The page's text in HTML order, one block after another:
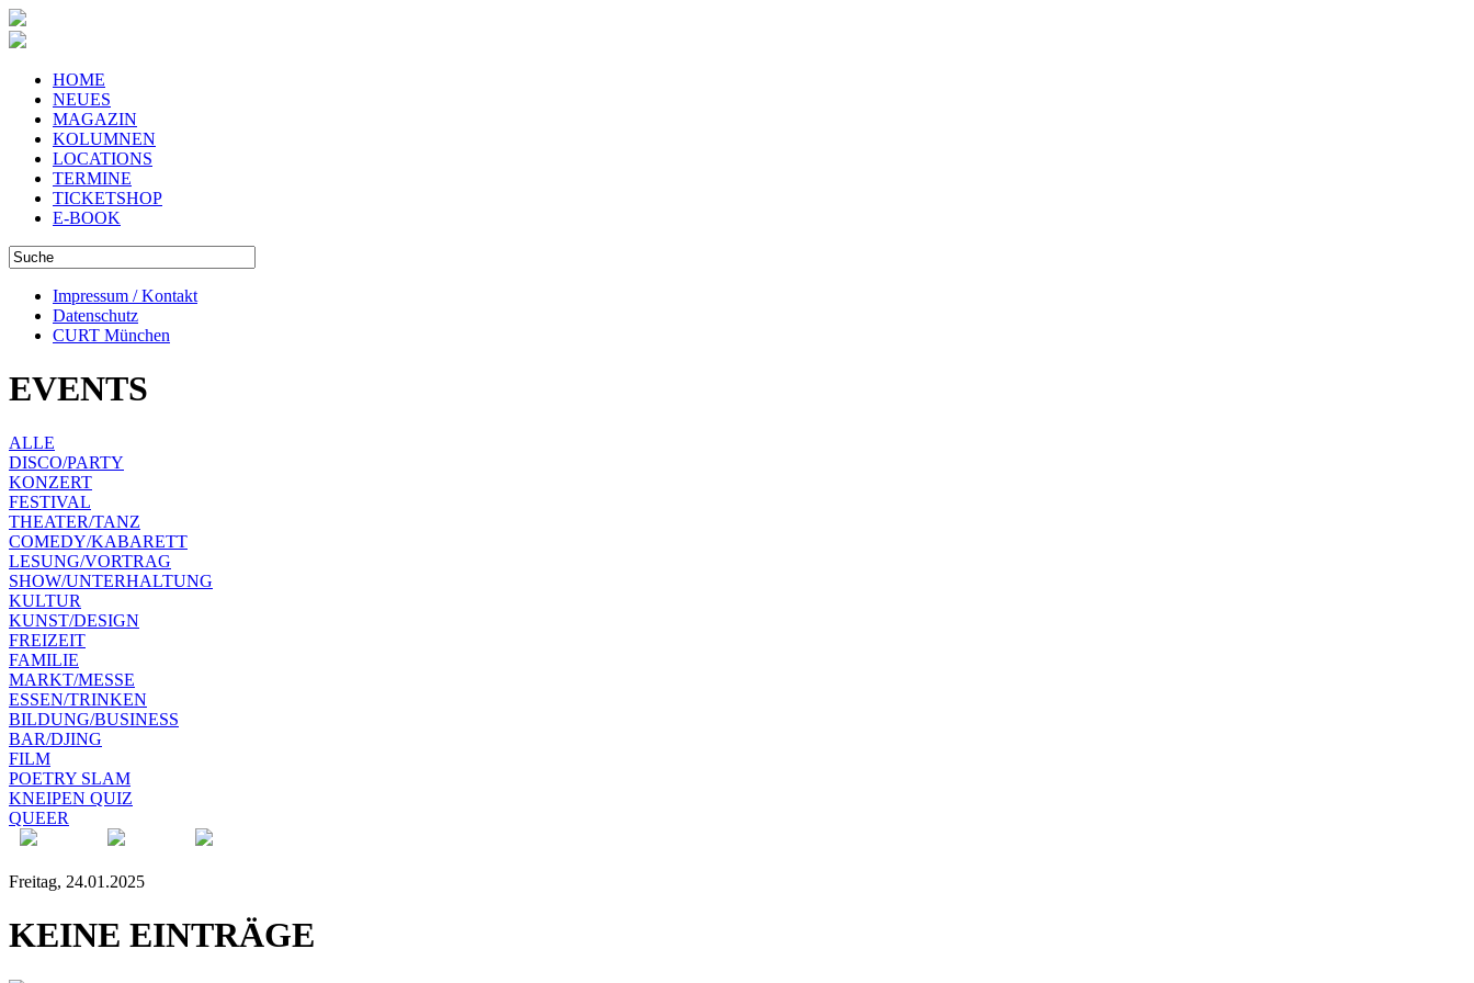
HOME
NEUES
MAGAZIN
KOLUMNEN
LOCATIONS
TERMINE
TICKETSHOP
E-BOOK
Impressum / Kontakt
Datenschutz
CURT München
EVENTS
ALLE
DISCO/PARTY
KONZERT
FESTIVAL
THEATER/TANZ
COMEDY/KABARETT
LESUNG/VORTRAG
SHOW/UNTERHALTUNG
KULTUR
KUNST/DESIGN
FREIZEIT
FAMILIE
MARKT/MESSE
ESSEN/TRINKEN
BILDUNG/BUSINESS
BAR/DJING
FILM
POETRY SLAM
KNEIPEN QUIZ
QUEER
Freitag, 24.01.2025
KEINE EINTRÄGE